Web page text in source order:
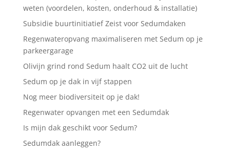
weten (voordelen, kosten, onderhoud & installatie)
Subsidie buurtinitiatief Zeist voor Sedumdaken
Regenwateropvang maximaliseren met Sedum op je
parkeergarage
Olivijn grind rond Sedum haalt CO2 uit de lucht
Sedum op je dak in vijf stappen
Nog meer biodiversiteit op je dak!
Regenwater opvangen met een Sedumdak
Is mijn dak geschikt voor Sedum?
Sedumdak aanleggen?